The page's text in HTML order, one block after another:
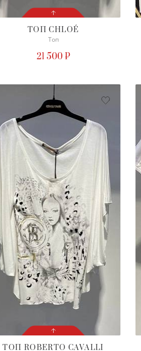
СОСТОЯНИЕ
С БИРКОЙ
ТОПCHLOÉ
Топ
21 500 ₽
ТОП ROBERTO CAVALLI